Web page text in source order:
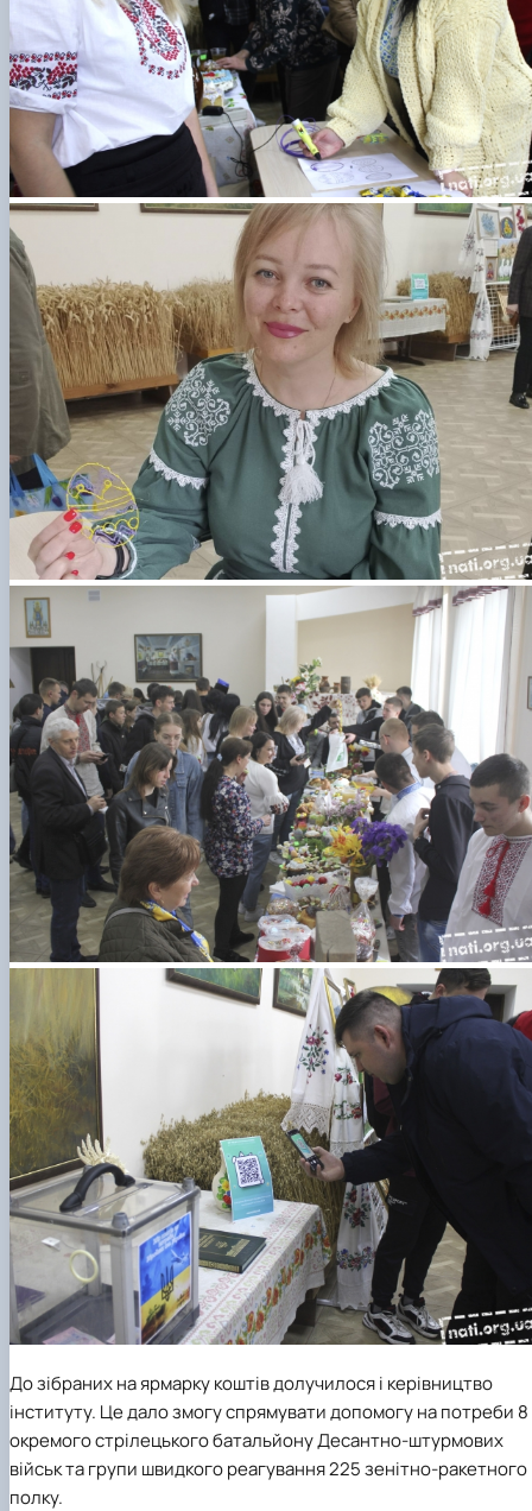
До зібраних на ярмарку коштів долучилося і керівництво
інституту. Це дало змогу спрямувати допомогу на потреби 8
окремого стрілецького батальйону Десантно-штурмових
військ та групи швидкого реагування 225 зенітно-ракетного
полку.